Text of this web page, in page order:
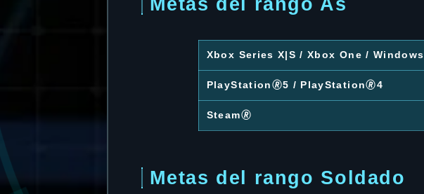
Metas del rango As
Xbox Series X|S / Xbox One / Windows
PlayStation🄬5 / PlayStation🄬4
Steam🄬
Metas del rango Soldado